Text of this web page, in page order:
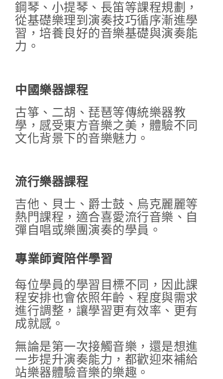
鋼琴、小提琴、長笛等課程規劃，
從基礎樂理到演奏技巧循序漸進學
習，培養良好的音樂基礎與演奏能
力。
中國樂器課程
古箏、二胡、琵琶等傳統樂器教
學，感受東方音樂之美，體驗不同
文化背景下的音樂魅力。
流行樂器課程
吉他、貝士、爵士鼓、烏克麗麗等
熱門課程，適合喜愛流行音樂、自
彈自唱或樂團演奏的學員。
專業師資陪伴學習
每位學員的學習目標不同，因此課
程安排也會依照年齡、程度與需求
進行調整，讓學習更有效率、更有
成就感。
無論是第一次接觸音樂，還是想進
一步提升演奏能力，都歡迎來補給
站樂器體驗音樂的樂趣。